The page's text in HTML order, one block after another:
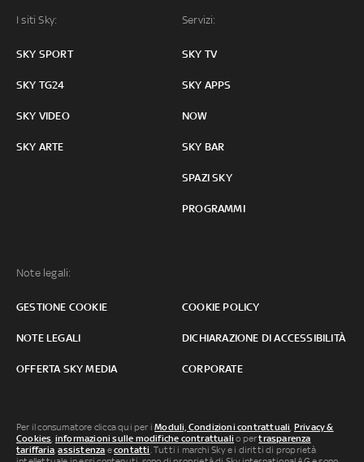
I siti Sky:
SKY SPORT
SKY TG24
SKY VIDEO
SKY ARTE
Servizi:
SKY TV
SKY APPS
NOW
SKY BAR
SPAZI SKY
PROGRAMMI
Note legali:
GESTIONE COOKIE COOKIE POLICY
NOTE LEGALI DICHIARAZIONE DI ACCESSIBILITÀ
OFFERTA SKY MEDIA CORPORATE
Per il consumatore clicca qui per iModuli, Condizioni contrattuali, Privacy &
Cookies, informazioni sulle modifiche contrattuali o pertrasparenza
tariffaria,assistenza econtatti. Tutti i marchi Sky e i diritti di proprietà